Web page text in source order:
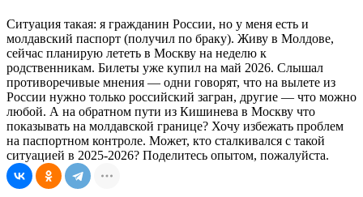
Ситуация такая: я гражданин России, но у меня есть и
молдавский паспорт (получил по браку). Живу в Молдове,
сейчас планирую лететь в Москву на неделю к
родственникам. Билеты уже купил на май 2026. Слышал
противоречивые мнения — одни говорят, что на вылете из
России нужно только российский загран, другие — что можно
любой. А на обратном пути из Кишинева в Москву что
показывать на молдавской границе? Хочу избежать проблем
на паспортном контроле. Может, кто сталкивался с такой
ситуацией в 2025-2026? Поделитесь опытом, пожалуйста.